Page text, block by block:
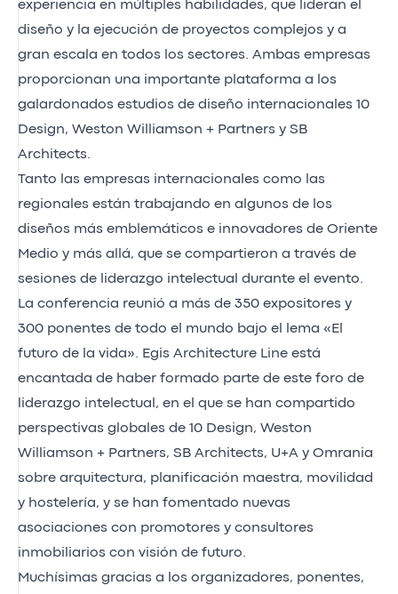
experiencia en múltiples habilidades, que lideran el
diseño y la ejecución de proyectos complejos y a
gran escala en todos los sectores. Ambas empresas
proporcionan una importante plataforma a los
galardonados estudios de diseño internacionales 10
Design, Weston Williamson + Partners y SB
Architects.
Tanto las empresas internacionales como las
regionales están trabajando en algunos de los
diseños más emblemáticos e innovadores de Oriente
Medio y más allá, que se compartieron a través de
sesiones de liderazgo intelectual durante el evento.
La conferencia reunió a más de 350 expositores y
300 ponentes de todo el mundo bajo el lema «El
futuro de la vida». Egis Architecture Line está
encantada de haber formado parte de este foro de
liderazgo intelectual, en el que se han compartido
perspectivas globales de 10 Design, Weston
Williamson + Partners, SB Architects, U+A y Omrania
sobre arquitectura, planificación maestra, movilidad
y hostelería, y se han fomentado nuevas
asociaciones con promotores y consultores
inmobiliarios con visión de futuro.
Muchísimas gracias a los organizadores, ponentes,